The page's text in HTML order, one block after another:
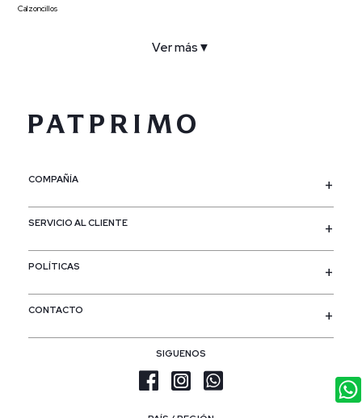
Calzoncillos
Ver más ▼
COMPAÑÍA
SERVICIO AL CLIENTE
POLÍTICAS
SIGUENOS
CONTACTO